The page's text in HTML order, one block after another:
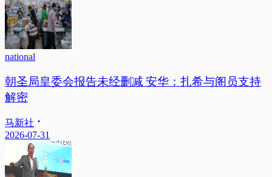
national
朝圣局皇委会报告未经删减 安华：扎希与阁员支持
解密
马新社
2026-07-31